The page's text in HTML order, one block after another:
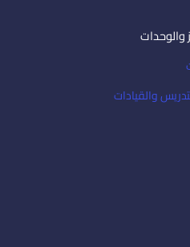
والوحدات
والقيادات